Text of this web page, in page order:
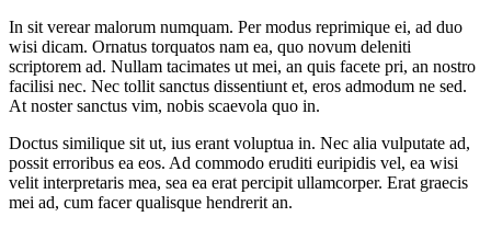
In sit verear malorum numquam. Per modus reprimique ei, ad duo
wisi dicam. Ornatus torquatos nam ea, quo novum deleniti
scriptorem ad. Nullam tacimates ut mei, an quis facete pri, an nostro
facilisi nec. Nec tollit sanctus dissentiunt et, eros admodum ne sed.
At noster sanctus vim, nobis scaevola quo in.
Doctus similique sit ut, ius erant voluptua in. Nec alia vulputate ad,
possit erroribus ea eos. Ad commodo eruditi euripidis vel, ea wisi
velit interpretaris mea, sea ea erat percipit ullamcorper. Erat graecis
mei ad, cum facer qualisque hendrerit an.